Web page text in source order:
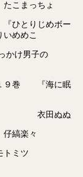
まっちょ
ひとりじめボー
めめこ
かけ男子の
９巻 『海に眠
巻 衣田ぬぬ
楽々
ミツ